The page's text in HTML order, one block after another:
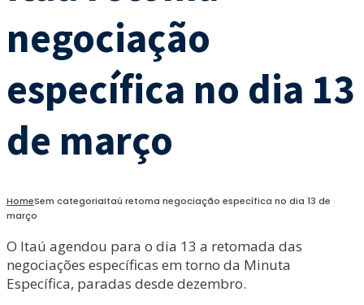
negociação
específica no dia 13
de março
HomeSem categoriaItaú retoma negociação específica no dia 13 de
março
O Itaú agendou para o dia 13 a retomada das
negociações específicas em torno da Minuta
Específica, paradas desde dezembro.